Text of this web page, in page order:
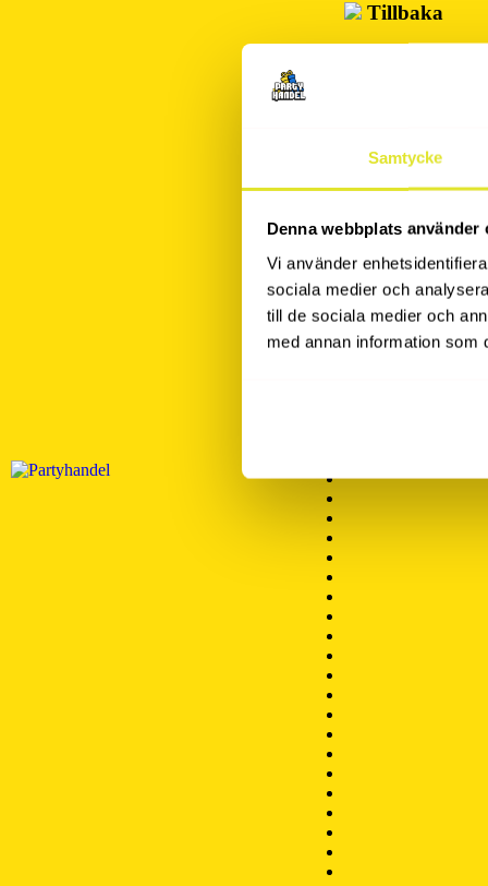
Samtycke
Denna webbplats använder
Vi använder
sociala medier och
till de sociala medier och
med annan information som
Tillbaka
Gaming